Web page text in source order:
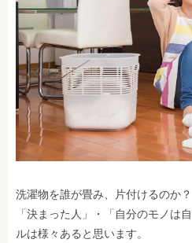
洗濯物を誰が畳み、片付けるのか？
「決まった人」・「自分のモノは
ルは様々あると思います。